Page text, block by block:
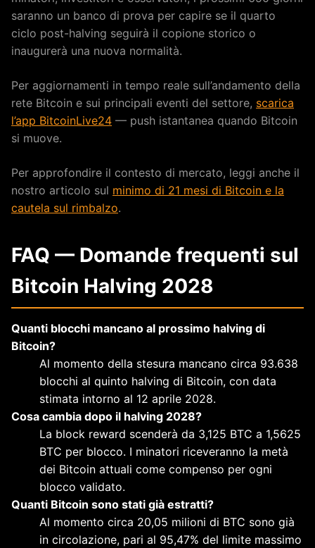
saranno un banco di prova per capire se il quarto
ciclo post-halving seguirà il copione storico o
inaugurerà una nuova normalità.
Per aggiornamenti in tempo reale sull’andamento della
rete Bitcoin e sui principali eventi del settore, scarica
l’app BitcoinLive24 — push istantanea quando Bitcoin
si muove.
Per approfondire il contesto di mercato, leggi anche il
nostro articolo sul minimo di 21 mesi di Bitcoin e la
cautela sul rimbalzo.
FAQ — Domande frequenti sul
Bitcoin Halving 2028
Quanti blocchi mancano al prossimo halving di
Bitcoin?
Al momento della stesura mancano circa 93.638
blocchi al quinto halving di Bitcoin, con data
stimata intorno al 12 aprile 2028.
Cosa cambia dopo il halving 2028?
La block reward scenderà da 3,125 BTC a 1,5625
BTC per blocco. I minatori riceveranno la metà
dei Bitcoin attuali come compenso per ogni
blocco validato.
Quanti Bitcoin sono stati già estratti?
Al momento circa 20,05 milioni di BTC sono già
in circolazione, pari al 95,47% del limite massimo